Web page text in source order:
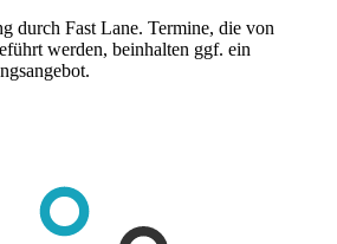
durch Fast Lane. Termine, die von
werden, beinhalten ggf. ein